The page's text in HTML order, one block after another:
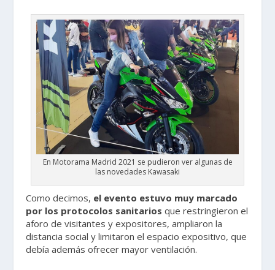
En Motorama Madrid 2021 se pudieron ver algunas de
las novedades Kawasaki
Como decimos, el evento estuvo muy marcado
por los protocolos sanitarios que restringieron el
aforo de visitantes y expositores, ampliaron la
distancia social y limitaron el espacio expositivo, que
debía además ofrecer mayor ventilación.